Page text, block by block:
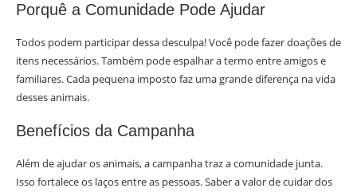
Porquê a Comunidade Pode Ajudar
Todos podem participar dessa desculpa! Você pode fazer doações de
itens necessários. Também pode espalhar a termo entre amigos e
familiares. Cada pequena imposto faz uma grande diferença na vida
desses animais.
Benefícios da Campanha
Além de ajudar os animais, a campanha traz a comunidade junta.
Isso fortalece os laços entre as pessoas. Saber a valor de cuidar dos